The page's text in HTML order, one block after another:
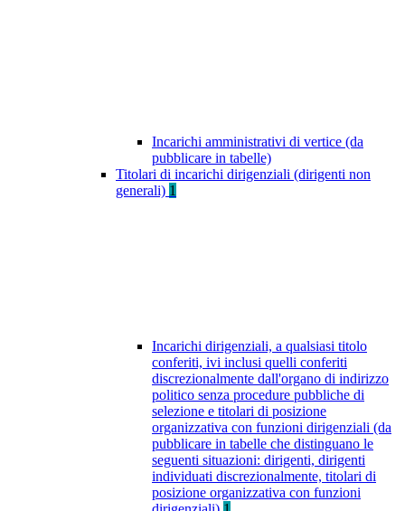
Incarichi amministrativi di vertice (da
pubblicare in tabelle)
Titolari di incarichi dirigenziali (dirigenti non
generali) 1
Incarichi dirigenziali, a qualsiasi titolo
conferiti, ivi inclusi quelli conferiti
discrezionalmente dall'organo di indirizzo
politico senza procedure pubbliche di
selezione e titolari di posizione
organizzativa con funzioni dirigenziali (da
pubblicare in tabelle che distinguano le
seguenti situazioni: dirigenti, dirigenti
individuati discrezionalmente, titolari di
posizione organizzativa con funzioni